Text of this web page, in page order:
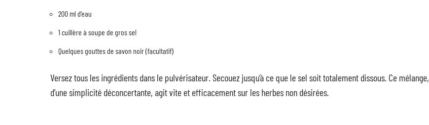
200 ml d’eau
1 cuillère à soupe de gros sel
Quelques gouttes de savon noir (facultatif)
Versez tous les ingrédients dans le pulvérisateur. Secouez jusqu’à ce que le sel soit totalement dissous. Ce mélange,
d’une simplicité déconcertante, agit vite et efficacement sur les herbes non désirées.